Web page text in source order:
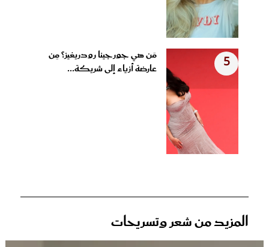
5
مَن هي جورجينا رودريغيز؟ مِن
عارضة أزياء إلى شريكة...
المزيد من شعر وتسريحات